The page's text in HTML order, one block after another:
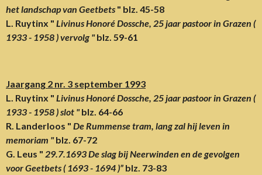
het landschap van Geetbets " blz. 45-58
L. Ruytinx " Livinus Honoré Dossche, 25 jaar pastoor in Grazen (
1933 - 1958 ) vervolg "blz. 59-61
Jaargang 2 nr. 3 september 1993
L. Ruytinx " Livinus Honoré Dossche, 25 jaar pastoor in Grazen (
1933 - 1958 ) slot "blz. 64-66
R. Landerloos " De Rummense tram, lang zal hij leven in
memoriam "blz. 67-72
G. Leus " 29.7.1693 De slag bij Neerwinden en de gevolgen
voor Geetbets ( 1693 - 1694 )” blz. 73-83